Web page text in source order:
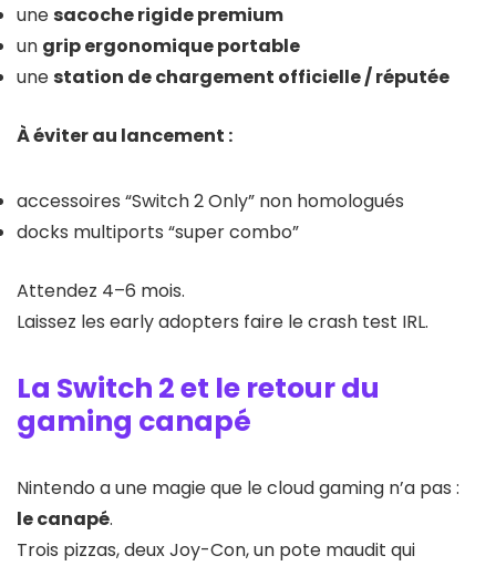
unesacoche rigide premium
un grip ergonomique portable
unestation de chargement officielle / réputée
À éviter au lancement :
accessoires “Switch 2 Only” non homologués
docks multiports “super combo”
Attendez 4–6 mois.
Laissez les early adopters faire le crash test IRL.
La Switch 2 et le retour du
gaming canapé
Nintendo a une magie que le cloud gaming n’a pas :
le canapé.
Trois pizzas, deux Joy-Con, un pote maudit qui